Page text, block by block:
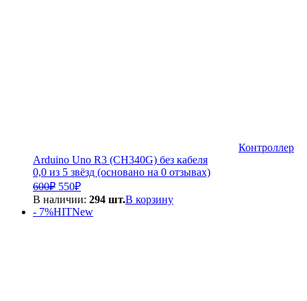
Контроллер
Arduino Uno R3 (CH340G) без кабеля
0,0 из 5 звёзд (основано на 0 отзывах)
600₽ Первоначальная
цена
составляла
550₽Текущая
цена:
550₽.
В наличии: 294 шт.В корзину
- 7%HITNew